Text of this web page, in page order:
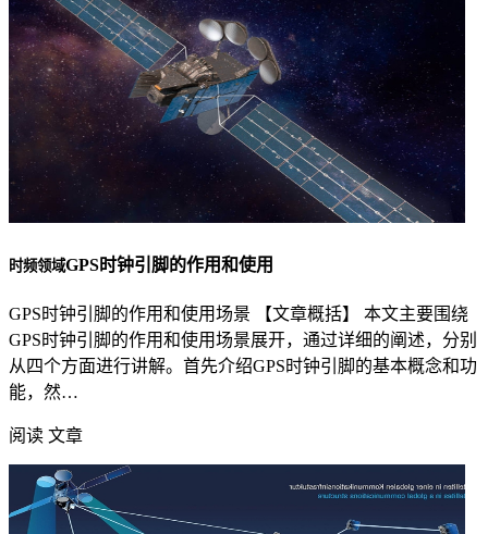
时频领域GPS时钟引脚的作用和使用
GPS时钟引脚的作用和使用场景 【文章概括】 本文主要围绕
GPS时钟引脚的作用和使用场景展开，通过详细的阐述，分别
从四个方面进行讲解。首先介绍GPS时钟引脚的基本概念和功
能，然…
阅读 文章